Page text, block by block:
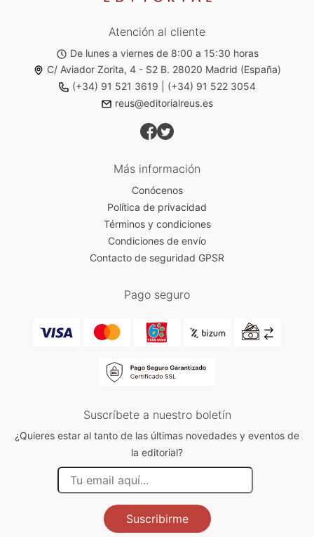
Atención al cliente
De lunes a viernes de 8:00 a 15:30 horas
C/ Aviador Zorita, 4 - S2 B. 28020 Madrid (España)
(+34) 91 521 3619
(+34) 91 522 3054
reus@editorialreus.es
Más información
Conócenos
Política de privacidad
Términos y condiciones
Condiciones de envío
Contacto de seguridad GPSR
Pago seguro
Suscríbete a nuestro boletín
¿Quieres estar al tanto de las últimas novedades y eventos de
la editorial?
Suscribirme